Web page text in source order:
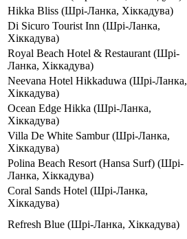
Hikka Bliss (Шрі-Ланка, Хіккадува)
Di Sicuro Tourist Inn (Шрі-Ланка,
Хіккадува)
Royal Beach Hotel & Restaurant (Шрі-
Ланка, Хіккадува)
Neevana Hotel Hikkaduwa (Шрі-Ланка,
Хіккадува)
Ocean Edge Hikka (Шрі-Ланка,
Хіккадува)
Villa De White Sambur (Шрі-Ланка,
Хіккадува)
Polina Beach Resort (Hansa Surf) (Шрі-
Ланка, Хіккадува)
Coral Sands Hotel (Шрі-Ланка,
Хіккадува)
Refresh Blue (Шрі-Ланка, Хіккадува)